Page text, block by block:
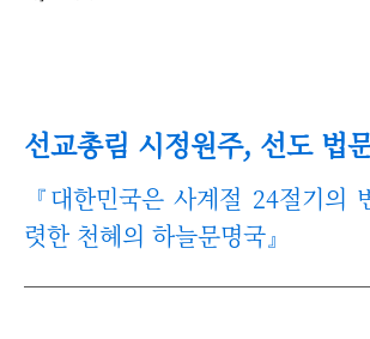
선교총림 시정원주, 선도 법
『대한민국은 사계절 24절기의
렷한 천혜의 하늘문명국』